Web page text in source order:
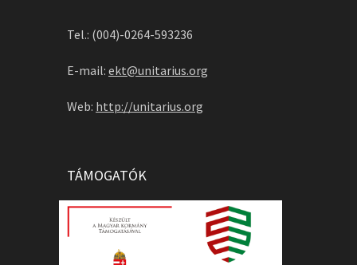
Tel.: (004)-0264-593236
E-mail: ekt@unitarius.org
Web: http://unitarius.org
TÁMOGATÓK